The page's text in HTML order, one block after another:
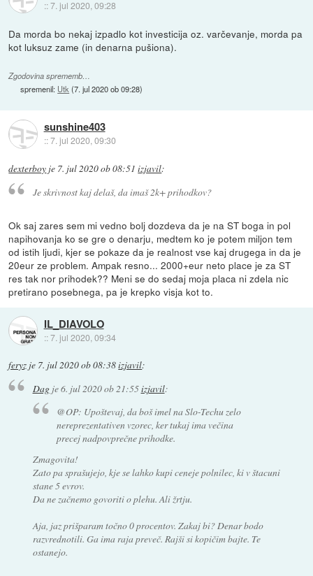
::7. jul 2020, 09:28
Da morda bo nekaj izpadlo kot investicija oz. varčevanje, morda pa
kot luksuz zame (in denarna pušiona).
Zgodovina sprememb…
spremenil: Utk (7. jul 2020 ob 09:28)
sunshine403
::7. jul 2020, 09:30
dexterboy je 7. jul 2020 ob 08:51 izjavil:
Je skrivnost kaj delaš, da imaš 2k+ prihodkov?
Ok saj zares sem mi vedno bolj dozdeva da je na ST boga in pol
napihovanja ko se gre o denarju, medtem ko je potem miljon tem
od istih ljudi, kjer se pokaze da je realnost vse kaj drugega in da je
20eur ze problem. Ampak resno... 2000+eur neto place je za ST
res tak nor prihodek?? Meni se do sedaj moja placa ni zdela nic
pretirano posebnega, pa je krepko visja kot to.
IL_DIAVOLO
::7. jul 2020, 09:34
feryz je 7. jul 2020 ob 08:38izjavil:
Dagje6. jul 2020 ob 21:55izjavil:
@OP: Upoštevaj, da boš imel na Slo-Techu zelo
nereprezentativen vzorec, ker tukaj ima večina
precej nadpovprečne prihodke.
Zmagovita!
Zato pa sprašujejo, kje se lahko kupi ceneje polnilec, ki v štacuni
stane 5 evrov.
Da ne začnemo govoriti o plehu. Ali žrtju.
Aja, jaz prišparam točno 0 procentov. Zakaj bi? Denar bodo
razvrednotili. Ga ima raja preveč. Rajši si kopičim bajte. Te
ostanejo.